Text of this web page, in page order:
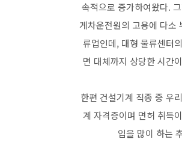
속적으로 증가하여왔다.
게차운전원의 고용에 다소
류업인데, 대형 물류센터
면 대체까지 상당한 시간
한편 건설기계 직종 중 우
계 자격증이며 면허 취득
입을 많이 하는